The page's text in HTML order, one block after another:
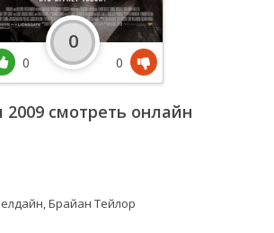
смотреть онлайн
Брайан Тейлор
0
0
0